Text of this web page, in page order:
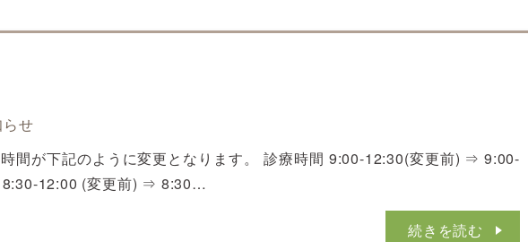
せ
間が下記のように変更となります。 診療時間 9:00-12:30(変更前) ⇒ 9:00-
12:00 (変更前) ⇒ 8:30…
続きを読む